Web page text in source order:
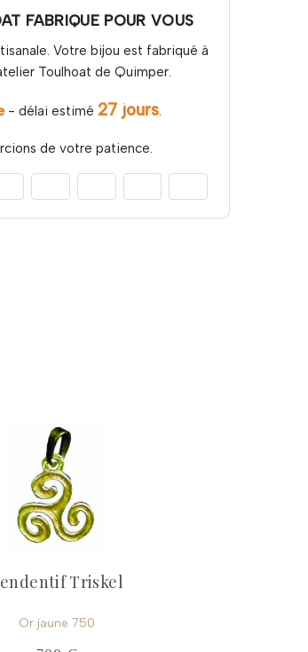
FABRIQUE POUR VOUS
Votre bijou est fabriqué à
Toulhoat de Quimper.
- délai estimé 27 jours.
de votre patience.
Triskel
Or jaune 750